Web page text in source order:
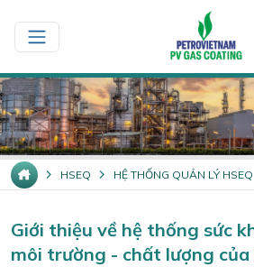
HSEQ HỆ THỐNG QUẢN LÝ HSEQ
Giới thiệu về hệ thống sức
môi trường - chất lượng của